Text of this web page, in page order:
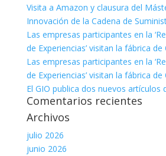
Visita a Amazon y clausura del
Innovación de la Cadena de
Las empresas participantes en la
de Experiencias’ visitan la fábrica de
Las empresas participantes en la
de Experiencias’ visitan la fábrica de
El GIO publica dos nuevos artículos
Comentarios recientes
Archivos
julio 2026
junio 2026